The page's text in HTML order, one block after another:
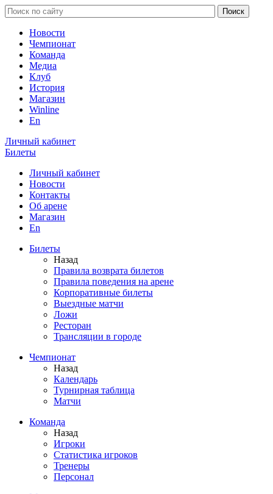
Новости
Чемпионат
Команда
Медиа
Клуб
История
Магазин
Winline
En
Личный кабинет
Билеты
Личный кабинет
Новости
Контакты
Об арене
Магазин
En
Билеты
Назад
Правила возврата билетов
Правила поведения на арене
Корпоративные билеты
Выездные матчи
Ложи
Ресторан
Трансляции в городе
Чемпионат
Назад
Календарь
Турнирная таблица
Матчи
Команда
Назад
Игроки
Статистика игроков
Тренеры
Персонал